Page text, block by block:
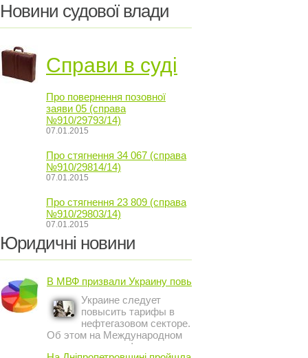
Новини судової влади
Справи в суді
Про повернення позовної
заяви 05 (справа
№910/29793/14)
07.01.2015
Про стягнення 34 067 (справа
№910/29814/14)
07.01.2015
Про стягнення 23 809 (справа
№910/29803/14)
07.01.2015
Юридичні новини
В МВФ призвали Украину повысить ...
Украине следует
повысить тарифы в
нефтегазовом секторе.
Об этом на Международном
инвестиционном форуме в